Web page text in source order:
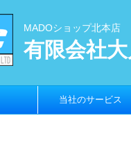
MADOショップ北本店
有限会社
当社のサービス